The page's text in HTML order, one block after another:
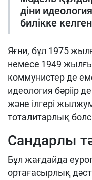
діни
билікке
Яғни, бұл 1975
немесе 1949
коммунистер де
идеология бәріір
және ілгері
тоталитарлық
Сандарлы
Бұл жағдайда
ортағасырлық